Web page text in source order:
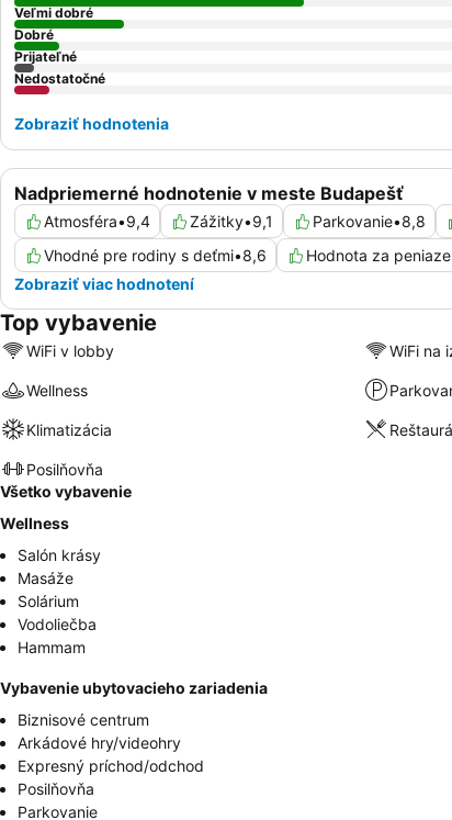
Nadpriemerné hodnotenie v meste Budapešť
Atmosféra•9,4 Zážitky•9,1 Parkovanie•8,8
Vhodné pre rodiny s deťmi•8,6 Hodnota za peniaze
Zobraziť viac hodnotení
Veľmi dobré
Dobré
Prijateľné
Nedostatočné
Zobraziť hodnotenia
Top vybavenie
WiFi v lobby WiFi na
Wellness
Klimatizácia
Posilňovňa
Všetko vybavenie
Wellness
Salón krásy
Masáže
Solárium
Vodoliečba
Hammam
Vybavenie ubytovacieho zariadenia
Biznisové centrum
Arkádové hry/videohry
Expresný príchod/odchod
Posilňovňa
Parkovanie